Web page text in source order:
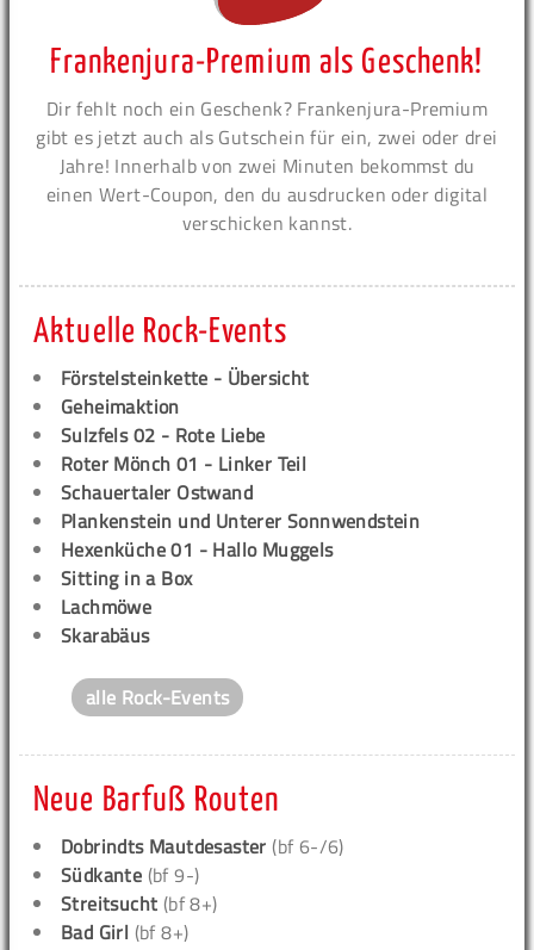
Frankenjura-Premium als Geschenk!
Dir fehlt noch ein Geschenk? Frankenjura-Premium
gibt es jetzt auch als Gutschein für ein, zwei oder drei
Jahre! Innerhalb von zwei Minuten bekommst du
einen Wert-Coupon, den du ausdrucken oder digital
verschicken kannst.
Aktuelle Rock-Events
Förstelsteinkette - Übersicht
Geheimaktion
Sulzfels 02 - Rote Liebe
Roter Mönch 01 - Linker Teil
Schauertaler Ostwand
Plankenstein und Unterer Sonnwendstein
Hexenküche 01 - Hallo Muggels
Sitting in a Box
Lachmöwe
Skarabäus
alle Rock-Events
Neue Barfuß Routen
Dobrindts Mautdesaster (bf 6-/6)
Südkante (bf 9-)
Streitsucht (bf 8+)
Bad Girl (bf 8+)